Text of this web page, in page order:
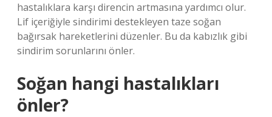
hastalıklara karşı direncin artmasına yardımcı olur.
Lif içeriğiyle sindirimi destekleyen taze soğan
bağırsak hareketlerini düzenler. Bu da kabızlık gibi
sindirim sorunlarını önler.
Soğan hangi hastalıkları
önler?